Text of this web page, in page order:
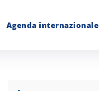
Agenda internazionale